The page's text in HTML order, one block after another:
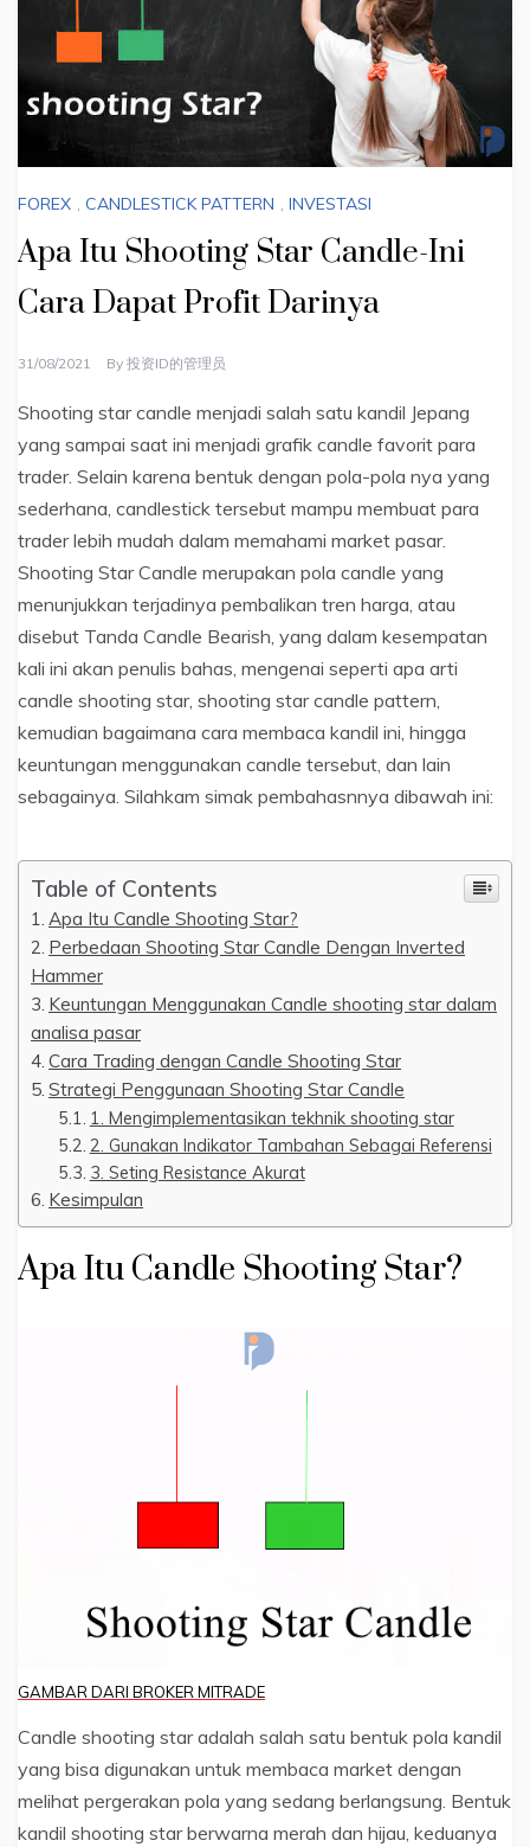
FOREX , CANDLESTICK PATTERN , INVESTASI
Apa Itu Shooting Star Candle-Ini
Cara Dapat Profit Darinya
31/08/2021 By 投资ID的管理员
Shooting star candle menjadi salah satu kandil Jepang
yang sampai saat ini menjadi grafik candle favorit para
trader. Selain karena bentuk dengan pola-pola nya yang
sederhana, candlestick tersebut mampu membuat para
trader lebih mudah dalam memahami market pasar.
Shooting Star Candle merupakan pola candle yang
menunjukkan terjadinya pembalikan tren harga, atau
disebut Tanda Candle Bearish, yang dalam kesempatan
kali ini akan penulis bahas, mengenai seperti apa arti
candle shooting star, shooting star candle pattern,
kemudian bagaimana cara membaca kandil ini, hingga
keuntungan menggunakan candle tersebut, dan lain
sebagainya. Silahkam simak pembahasnnya dibawah ini:
Table of Contents
Apa Itu Candle Shooting Star?
Perbedaan Shooting Star Candle Dengan Inverted
Hammer
Keuntungan Menggunakan Candle shooting star dalam
analisa pasar
Cara Trading dengan Candle Shooting Star
Strategi Penggunaan Shooting Star Candle
1. Mengimplementasikan tekhnik shooting star
2. Gunakan Indikator Tambahan Sebagai Referensi
3. Seting Resistance Akurat
Kesimpulan
Apa Itu Candle Shooting Star?
GAMBAR DARI BROKER MITRADE
Candle shooting star adalah salah satu bentuk pola kandil
yang bisa digunakan untuk membaca market dengan
melihat pergerakan pola yang sedang berlangsung. Bentuk
kandil shooting star berwarna merah dan hijau, keduanya